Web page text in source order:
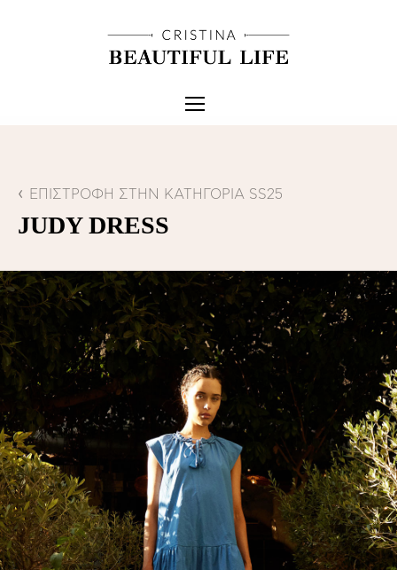
ΕΠΙΣΤΡΟΦΗ ΣΤΗΝ ΚΑΤΗΓΟΡΙΑ SS25
JUDY DRESS